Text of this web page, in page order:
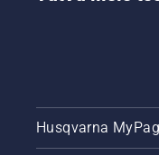
Husqvarna